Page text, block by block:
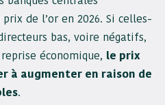
de l’or en 2026. Si celles-
bas, voire négatifs,
économique, le prix
à augmenter en raison de
.